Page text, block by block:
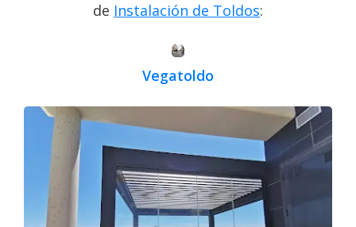
de Instalación de Toldos:
Vegatoldo